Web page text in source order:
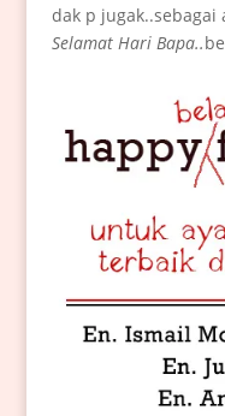
dak p jugak..sebagai
Selamat Hari Bapa..